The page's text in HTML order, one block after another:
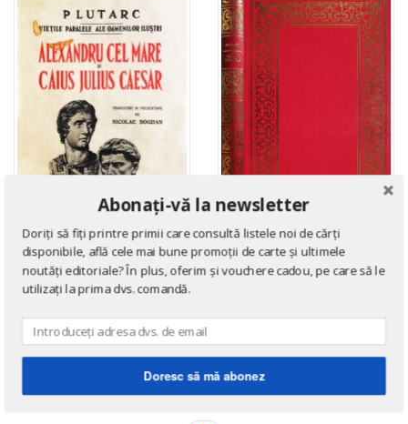
ISTORIE
Vietile paralele ale
oamenilor ilustri: Alexandru
Cel Mare si Caius Julius
ISTORIE
Vietile paralele
Abonați-vă la newsletter
Doriți să fiți printre primii care consultă listele noi de cărți
disponibile, află cele mai bune promoții de carte și ultimele
noutăți editoriale? În plus, oferim și vouchere cadou, pe care să le
utilizați la prima dvs. comandă.
Doresc să mă abonez